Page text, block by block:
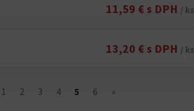
11,59 € s DPH / ks
13,20 € s DPH / ks
1 2 3 4 5 6 »